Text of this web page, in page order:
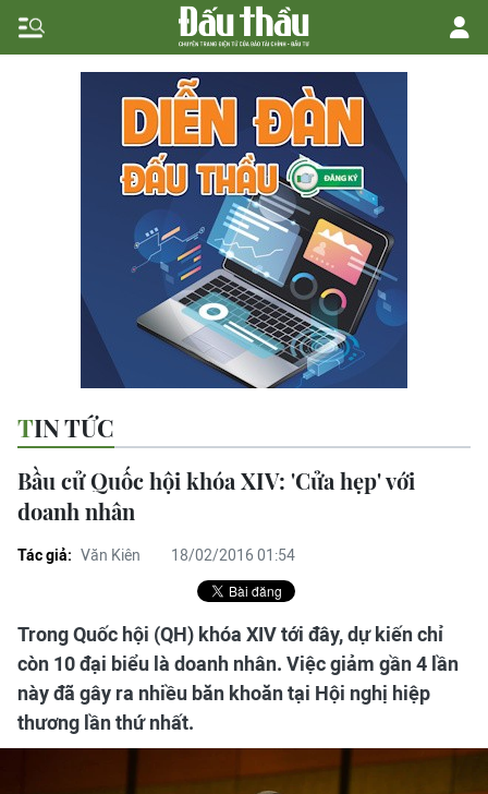
TIN TỨC
Bầu cử Quốc hội khóa XIV: 'Cửa hẹp' với
doanh nhân
Tác giả: Văn Kiên 18/02/2016 01:54
Trong Quốc hội (QH) khóa XIV tới đây, dự kiến chỉ
còn 10 đại biểu là doanh nhân. Việc giảm gần 4 lần
này đã gây ra nhiều băn khoăn tại Hội nghị hiệp
thương lần thứ nhất.